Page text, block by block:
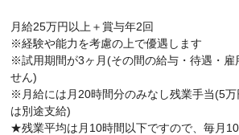
月給25万円以上＋賞与年2回
※経験や能力を考慮の上で優遇します
※試用期間が3ヶ月(その間の給与・待遇・雇
せん)
※月給には月20時間分のみなし残業手当(5
は別途支給)
★残業平均は月10時間以下ですので、毎月